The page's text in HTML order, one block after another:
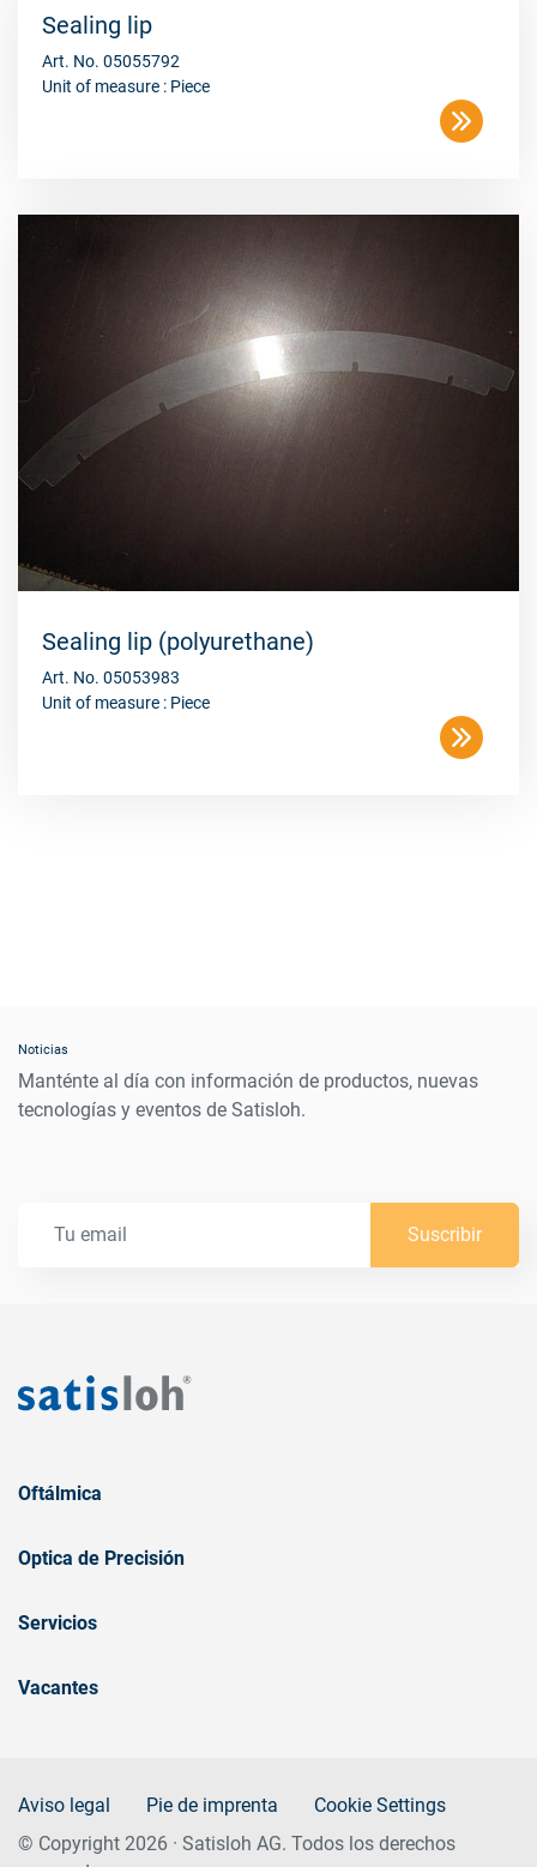
Sealing lip
Art. No. 05055792
Unit of measure : Piece
Sealing lip (polyurethane)
Art. No. 05053983
Unit of measure : Piece
Noticias
Manténte al día con información de productos, nuevas
tecnologías y eventos de Satisloh.
Suscribir
Oftálmica
Optica de Precisión
Servicios
Vacantes
Aviso legal Pie de imprenta
Cookie Settings
© Copyright 2026 · Satisloh AG. Todos los derechos